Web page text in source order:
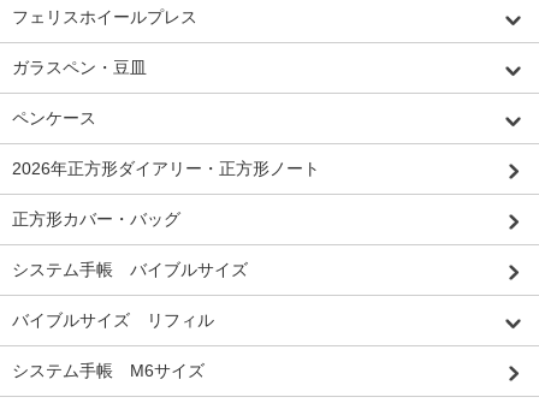
フェリスホイールプレス
ガラスペン・豆皿
ペンケース
2026年正方形ダイアリー・正方形ノート
正方形カバー・バッグ
システム手帳 バイブルサイズ
バイブルサイズ リフィル
システム手帳 M6サイズ